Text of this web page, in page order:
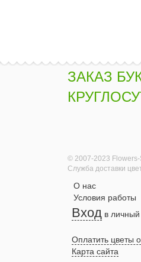
ЗАКАЗ
© 2007-2023
Служба доставки
О нас
Условия работы
Вход в
Оплатить цветы
Карта сайта